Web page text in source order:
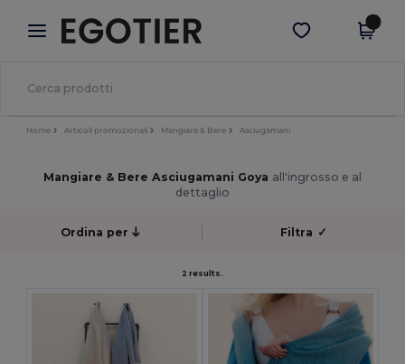
× App Egotier
Prezzi migliori sull'app!
Scarica app
Home Articoli promozionali Mangiare & Bere Asciugamani
Mangiare & Bere Asciugamani Goya all'ingrosso e al
dettaglio
Ordina per Filtra ✓
2 results.